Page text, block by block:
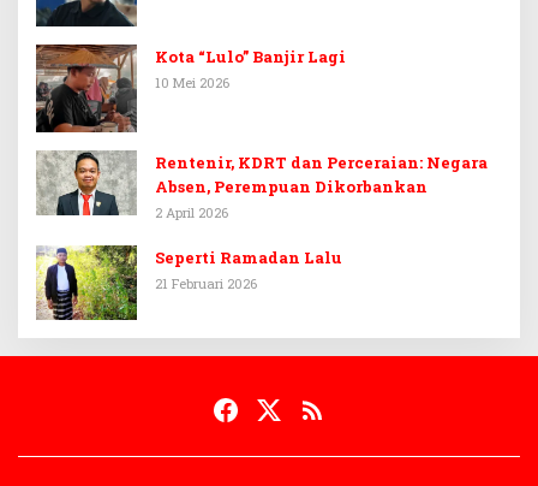
Kota “Lulo” Banjir Lagi
10 Mei 2026
Rentenir, KDRT dan Perceraian: Negara
Absen, Perempuan Dikorbankan
2 April 2026
Seperti Ramadan Lalu
21 Februari 2026